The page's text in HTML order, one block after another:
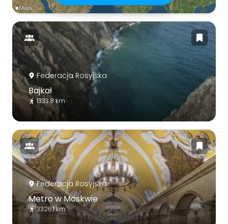
Federacja Rosyjska
Bajkał
1333.8 km
Federacja Rosyjska
Metro w Moskwie
3326.1 km